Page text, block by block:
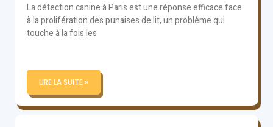
La détection canine à Paris est une réponse efficace face
à la prolifération des punaises de lit, un problème qui
touche à la fois les
LIRE LA SUITE »